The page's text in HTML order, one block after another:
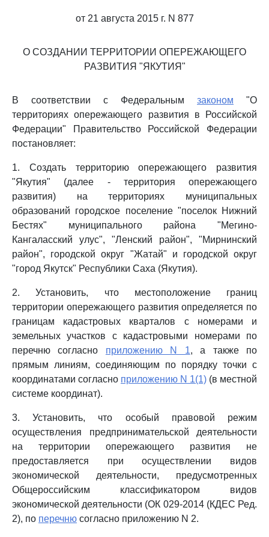
от 21 августа 2015 г. N 877
О СОЗДАНИИ ТЕРРИТОРИИ ОПЕРЕЖАЮЩЕГО
РАЗВИТИЯ "ЯКУТИЯ"
В соответствии с Федеральным законом "О
территориях опережающего развития в Российской
Федерации" Правительство Российской Федерации
постановляет:
1. Создать территорию опережающего развития
"Якутия" (далее - территория опережающего
развития) на территориях муниципальных
образований городское поселение "поселок Нижний
Бестях" муниципального района "Мегино-
Кангаласский улус", "Ленский район", "Мирнинский
район", городской округ "Жатай" и городской округ
"город Якутск" Республики Саха (Якутия).
2. Установить, что местоположение границ
территории опережающего развития определяется по
границам кадастровых кварталов с номерами и
земельных участков с кадастровыми номерами по
перечню согласно приложению N 1, а также по
прямым линиям, соединяющим по порядку точки с
координатами согласно приложению N 1(1) (в местной
системе координат).
3. Установить, что особый правовой режим
осуществления предпринимательской деятельности
на территории опережающего развития не
предоставляется при осуществлении видов
экономической деятельности, предусмотренных
Общероссийским классификатором видов
экономической деятельности (ОК 029-2014 (КДЕС Ред.
2), по перечню согласно приложению N 2.